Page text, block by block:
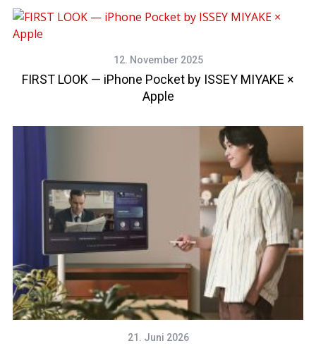
12. November 2025
FIRST LOOK — iPhone Pocket by ISSEY MIYAKE ×
Apple
21. Juni 2026